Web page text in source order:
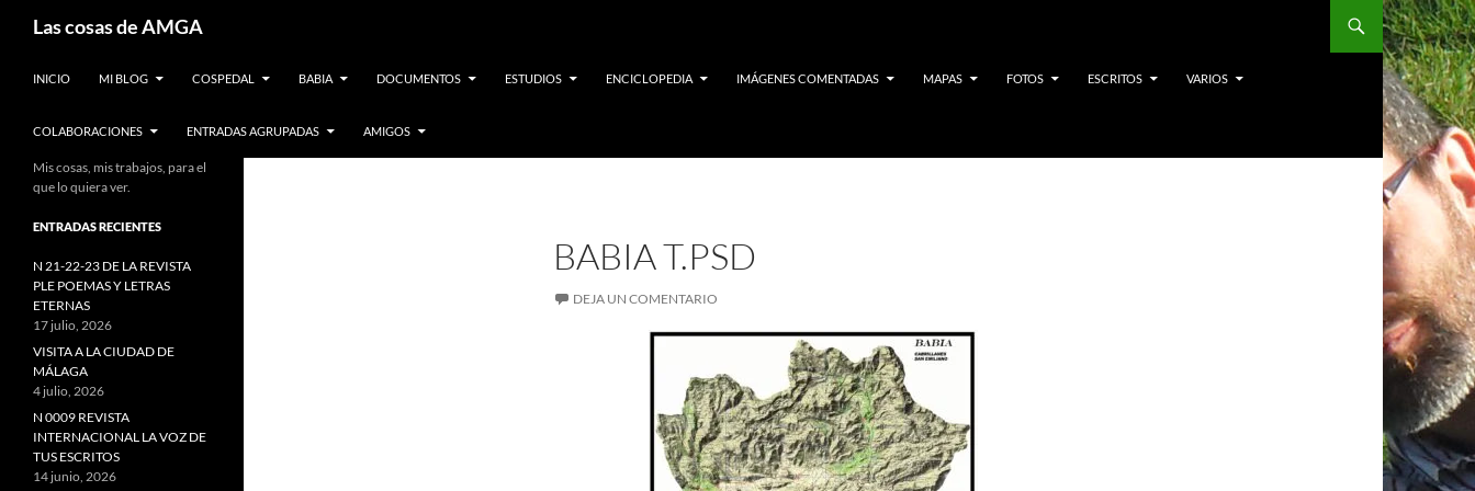
Las cosas de AMGA
INICIO MI BLOG COSPEDAL BABIA DOCUMENTOS ESTUDIOS ENCICLOPEDIA IMÁGENES COMENTADAS MAPAS FOTOS ESCRITOS VARIOS
COLABORACIONES ENTRADAS AGRUPADAS AMIGOS
BABIA T.PSD
DEJA UN COMENTARIO
Mis cosas, mis trabajos, para el
que lo quiera ver.
ENTRADAS RECIENTES
N 21-22-23 DE LA REVISTA
PLE POEMAS Y LETRAS
ETERNAS
17 julio, 2026
VISITA A LA CIUDAD DE
MÁLAGA
4 julio, 2026
N 0009 REVISTA
INTERNACIONAL LA VOZ DE
TUS ESCRITOS
14 junio, 2026